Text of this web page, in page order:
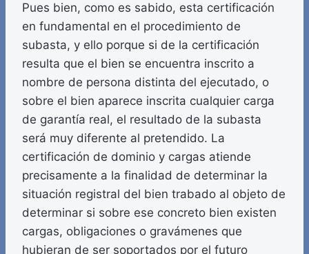
Pues bien, como es sabido, esta certificación
en fundamental en el procedimiento de
subasta, y ello porque si de la certificación
resulta que el bien se encuentra inscrito a
nombre de persona distinta del ejecutado, o
sobre el bien aparece inscrita cualquier carga
de garantía real, el resultado de la subasta
será muy diferente al pretendido. La
certificación de dominio y cargas atiende
precisamente a la finalidad de determinar la
situación registral del bien trabado al objeto de
determinar si sobre ese concreto bien existen
cargas, obligaciones o gravámenes que
hubieran de ser soportados por el futuro